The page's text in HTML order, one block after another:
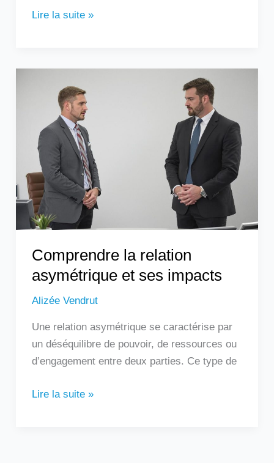
Lire la suite »
Comprendre la relation
asymétrique et ses impacts
Alizée Vendrut
Une relation asymétrique se caractérise par
un déséquilibre de pouvoir, de ressources ou
d’engagement entre deux parties. Ce type de
relation
asymétrique
et
ses
impacts
Lire la suite »